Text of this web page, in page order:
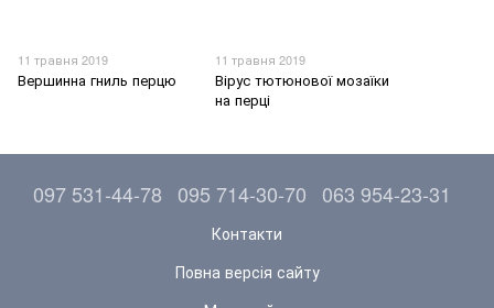
11 травня 2019
Вершинна гниль перцю
11 травня 2019
Вірус тютюнової мозаїки
на перці
097 531-44-78 095 714-30-70 063 954-23-31
Контакти
Повна версія сайту